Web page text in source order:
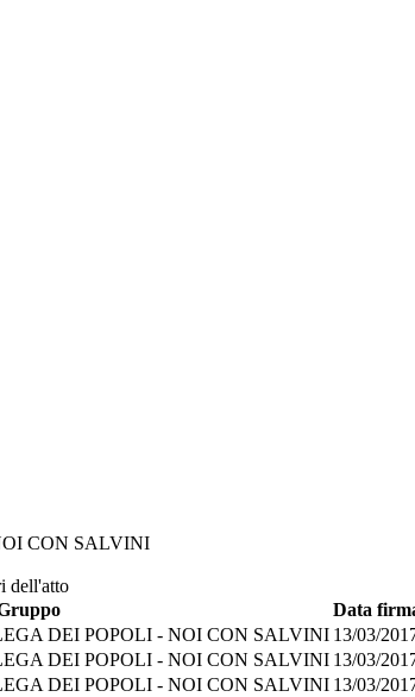
CON SALVINI
dell'atto
Data
DEI POPOLI - NOI CON SALVINI 13/03/
DEI POPOLI - NOI CON SALVINI 13/03/
DEI POPOLI - NOI CON SALVINI 13/03/